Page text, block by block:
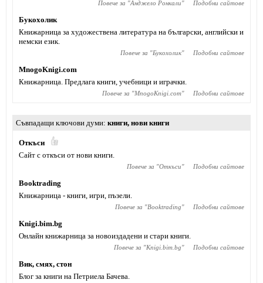
Повече за "Анджело Ронкали" Подобни сайтове
Букохолик
Книжарница за художествена литература на български, английски и
немски език.
Повече за "Букохолик" Подобни сайтове
MnogoKnigi.com
Книжарница. Предлага книги, учебници и играчки.
Повече за "MnogoKnigi.com" Подобни сайтове
Съвпадащи ключови думи книги, нови книги
Откъси
Сайт с откъси от нови книги.
Повече за "Откъси" Подобни сайтове
Booktrading
Книжарница - книги, игри, пъзели.
Повече за "Booktrading" Подобни сайтове
Knigi.bim.bg
Онлайн книжарница за новоиздадени и стари книги.
Повече за "Knigi.bim.bg" Подобни сайтове
Вик, смях, стон
Блог за книги на Петриела Бачева.